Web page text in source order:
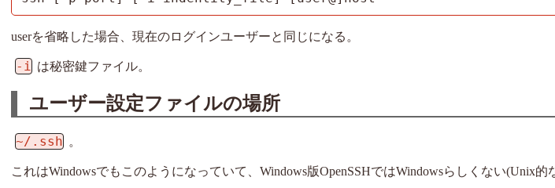
userを省略した場合、現在のログインユーザーと同じになる。
-i は秘密鍵ファイル。
ユーザー設定ファイルの場所
~/.ssh 。
これはWindowsでもこのようになっていて、Windows版OpenSSHではWindowsらしくない(Unix的